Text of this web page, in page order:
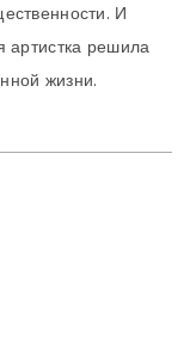
И
артистка решила
жизни.